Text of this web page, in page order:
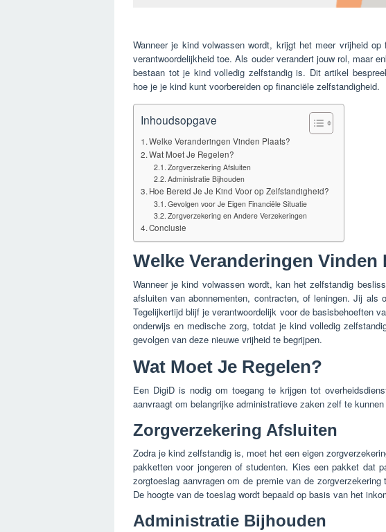
Wanneer je kind volwassen wordt, krijgt het meer vrijheid
verantwoordelijkheid toe. Als ouder verandert jouw rol, maar
bestaan tot je kind volledig zelfstandig is. Dit artikel
hoe je je kind kunt voorbereiden op financiële zelfstandigheid.
Inhoudsopgave
Welke Veranderingen Vinden Plaats?
Wat Moet Je Regelen?
Zorgverzekering Afsluiten
Administratie Bijhouden
Hoe Bereid Je Je Kind Voor op Zelfstandigheid?
Gevolgen voor Je Eigen Financiële Situatie
Zorgverzekering en Andere Verzekeringen
Conclusie
Welke Veranderingen Vinden
Wanneer je kind volwassen wordt, kan het zelfstandig
afsluiten van abonnementen, contracten, of leningen. Jij als
Tegelijkertijd blijf je verantwoordelijk voor de basisbehoeften
onderwijs en medische zorg, totdat je kind volledig
gevolgen van deze nieuwe vrijheid te begrijpen.
Wat Moet Je Regelen?
Een DigiD is nodig om toegang te krijgen tot
aanvraagt om belangrijke administratieve zaken zelf te kunnen
Zorgverzekering Afsluiten
Zodra je kind zelfstandig is, moet het een eigen
pakketten voor jongeren of studenten. Kies een pakket dat
zorgtoeslag aanvragen om de premie van de
De hoogte van de toeslag wordt bepaald op basis van het
Administratie Bijhouden